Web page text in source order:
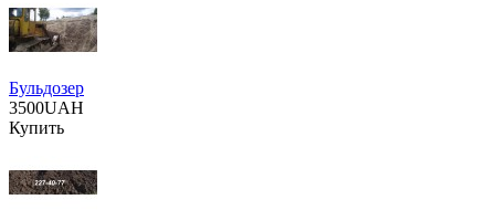
Бульдозер
3500UAH
Купить